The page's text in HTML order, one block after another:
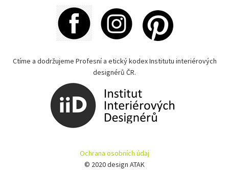
Ctíme a dodržujeme Profesní a etický kodex Institutu interiérových
designérů ČR.
Ochrana osobních údaj
© 2020 design ATAK